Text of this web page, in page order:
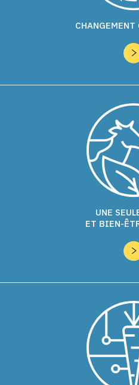
UNE
ET BIEN-